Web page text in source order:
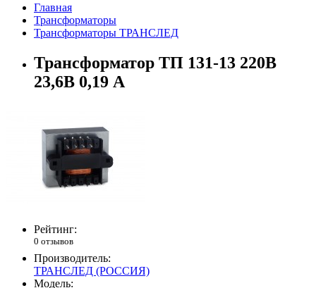
Главная
Трансформаторы
Трансформаторы ТРАНСЛЕД
Трансформатор ТП 131-13 220В
23,6В 0,19 А
Рейтинг:
0 отзывов
Производитель:
ТРАНСЛЕД (РОССИЯ)
Модель: